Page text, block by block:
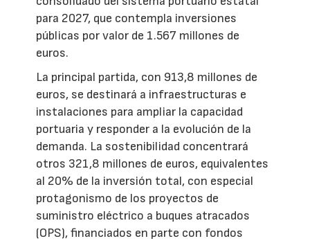
para 2027, que contempla inversiones
públicas por valor de 1.567 millones de
euros.
La principal partida, con 913,8 millones de
euros, se destinará a infraestructuras e
instalaciones para ampliar la capacidad
portuaria y responder a la evolución de la
demanda. La sostenibilidad concentrará
otros 321,8 millones de euros, equivalentes
al 20% de la inversión total, con especial
protagonismo de los proyectos de
suministro eléctrico a buques atracados
(OPS), financiados en parte con fondos